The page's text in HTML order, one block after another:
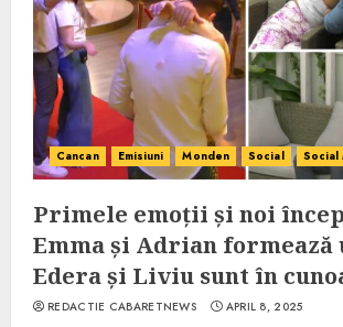
Cancan Emisiuni Monden Social Social
Primele emoții și noi
Emma și Adrian formează
Edera și Liviu sunt în
REDACTIE CABARETNEWS APRIL 8, 2025